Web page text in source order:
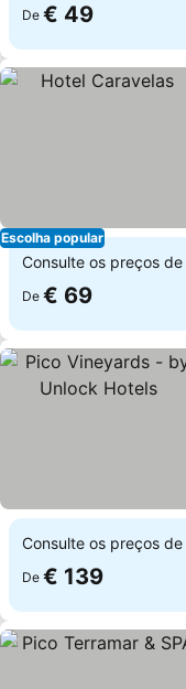
De € 49
Escolha popular
Consulte os preços de
De € 69
Consulte os preços de
De € 139